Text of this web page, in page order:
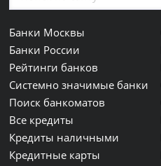
Банки Москвы
Банки России
Рейтинги банков
Системно значимые банки
Поиск банкоматов
Все кредиты
Кредиты наличными
Кредитные карты